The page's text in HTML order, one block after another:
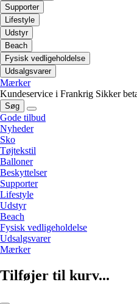
Supporter
Lifestyle
Udstyr
Beach
Fysisk vedligeholdelse
Udsalgsvarer
Mærker
Kundeservice i Frankrig Sikker
Søg
Gode tilbud
Nyheder
Sko
Tøjtekstil
Balloner
Beskyttelser
Supporter
Lifestyle
Udstyr
Beach
Fysisk vedligeholdelse
Udsalgsvarer
Mærker
Tilføjer til kurv...